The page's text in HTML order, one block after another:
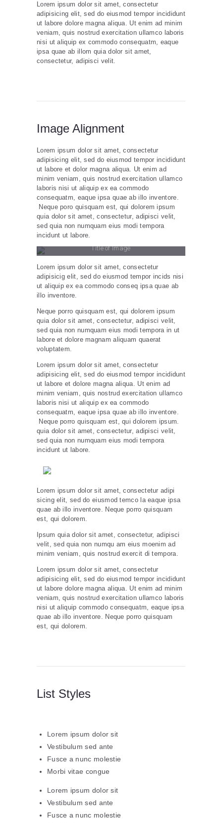
Lorem ipsum dolor sit amet, consectetur
adipisicing elit, sed do eiusmod tempor incididunt
ut labore dolore magna aliqua. Ut enim ad minim
veniam, quis nostrud exercitation ullamco laboris
nisi ut aliquip ex commodo consequatm, eaque
ipsa quae ab illom quia dolor sit amet,
consectetur, adipisci velit.
Image Alignment
Lorem ipsum dolor sit amet, consectetur
adipisicing elit, sed do eiusmod tempor incididunt
ut labore et dolor magna aliqua. Ut enim ad
minim veniam, quis nostrud exercitation ullamco
laboris nisi ut aliquip ex ea commodo
consequatm, eaque ipsa quae ab illo inventore.
Neque poro quisquam est, qui dolorem ipsum
quia dolor sit amet, consectetur, adipisci velit,
sed quia non numquam eius modi tempora
incidunt ut labore.
Title of Image
Lorem ipsum dolor sit amet, consectetur
adipisicig elit, sed do eiusmod tempor incids nisi
ut aliquip ex ea commodo conseq ipsa quae ab
illo inventore.
Neque porro quisquam est, qui dolorem ipsum
quia dolor sit amet, consectetur, adipisci velit,
sed quia non numquam eius modi tempora in ut
labore et dolore magnam aliquam quaerat
voluptatem.
Lorem ipsum dolor sit amet, consectetur
adipisicing elit, sed do eiusmod tempor incididunt
ut labore et dolore magna aliqua. Ut enim ad
minim veniam, quis nostrud exercitation ullamco
laboris nisi ut aliquip ex ea commodo
consequatm, eaque ipsa quae ab illo inventore.
Neque porro quisquam est, qui dolorem ipsum.
quia dolor sit amet, consectetur, adipisci velit,
sed quia non numquam eius modi tempora
incidunt ut labore.
Lorem ipsum dolor sit amet, consectetur adipi
sicing elit, sed do eiusmod temco la eaque ipsa
quae ab illo inventore. Neque porro quisquam
est, qui dolorem.
Ipsum quia dolor sit amet, consectetur, adipisci
velit, sed quia non numqu am eius moenim ad
minim veniam, quis nostrud exercit di tempora.
Lorem ipsum dolor sit amet, consectetur
adipisicing elit, sed do eiusmod tempor incididunt
ut labore dolore magna aliqua. Ut enim ad minim
veniam, quis nostrud exercitation ullamco laboris
nisi ut aliquip commodo consequatm, eaque ipsa
quae ab illo inventore. Neque porro quisquam
est, qui dolorem.
List Styles
Lorem ipsum dolor sit
Vestibulum sed ante
Fusce a nunc molestie
Morbi vitae congue
Lorem ipsum dolor sit
Vestibulum sed ante
Fusce a nunc molestie